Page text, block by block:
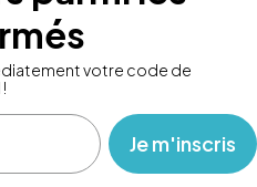
votre code de
‎ ‎ ‎ Je m'inscris ‎ ‎ ‎